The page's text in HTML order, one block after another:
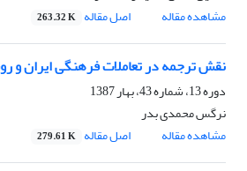
مشاهده مقاله
اصل مقاله 263.32 K
نقش ترجمه در تعاملات فرهنگی ایران و
دوره 13، شماره 43، بهار 1387
نرگس محمدی بدر
مشاهده مقاله
اصل مقاله 279.61 K